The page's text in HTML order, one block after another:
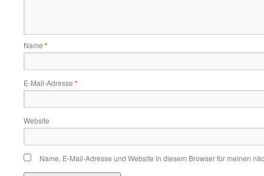
Name *
E-Mail-Adresse *
Website
Name, E-Mail-Adresse und Website in diesem Browser für meinen